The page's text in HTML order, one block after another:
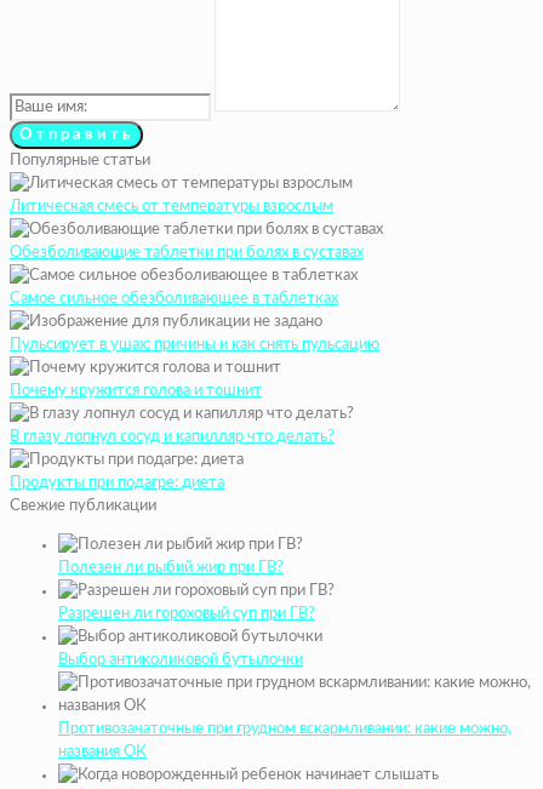
Популярные статьи
Литическая смесь от температуры взрослым
Обезболивающие таблетки при болях в суставах
Самое сильное обезболивающее в таблетках
Пульсирует в ушах: причины и как снять пульсацию
Почему кружится голова и тошнит
В глазу лопнул сосуд и капилляр что делать?
Продукты при подагре: диета
Свежие публикации
Полезен ли рыбий жир при ГВ?
Разрешен ли гороховый суп при ГВ?
Выбор антиколиковой бутылочки
Противозачаточные при грудном вскармливании: какие можно,
названия ОК